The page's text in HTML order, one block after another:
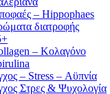
– Hippophaes
διατροφής
– Κολαγόνο
– Stress – Αϋπνία
Στρες & Ψυχολογία